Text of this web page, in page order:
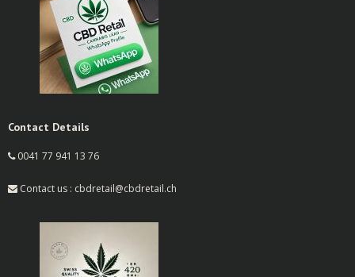
Contact Details
0041 77 941 13 76
Contact us : cbdretail@cbdretail.ch